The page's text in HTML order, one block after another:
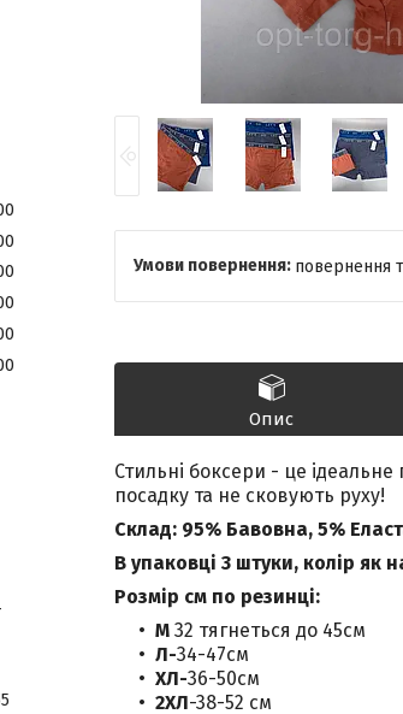
повернення
Опис
Стильні боксери - це
посадку та не сковують руху!
Склад: 95% Бавовна, 5%
В упаковці 3 штуки, колір як
Розмір см по резинці:
М 32 тягнеться до 45см
Л-34-47см
ХЛ-36-50см
2ХЛ-38-52 см